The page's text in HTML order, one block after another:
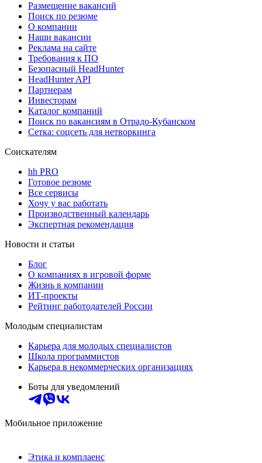
Размещение вакансий
Поиск по резюме
О компании
Наши вакансии
Реклама на сайте
Требования к ПО
Безопасный HeadHunter
HeadHunter API
Партнерам
Инвесторам
Каталог компаний
Поиск по вакансиям в Отрадо-Кубанском
Сетка: соцсеть для нетворкинга
Соискателям
hh PRO
Готовое резюме
Все сервисы
Хочу у вас работать
Производственный календарь
Экспертная рекомендация
Новости и статьи
Блог
О компаниях в игровой форме
Жизнь в компании
ИТ-проекты
Рейтинг работодателей России
Молодым специалистам
Карьера для молодых специалистов
Школа программистов
Карьера в некоммерческих организациях
Боты для уведомлений
Мобильное приложение
Этика и комплаенс